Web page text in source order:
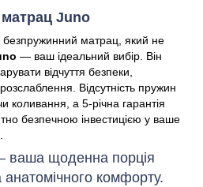
Juno
матрац, який не
— ваш ідеальний вибір. Він
відчуття безпеки,
Відсутність пружин
коливання, а 5-річна гарантія
безпечною інвестицією у ваше
ваша щоденна порція
анатомічного комфорту.